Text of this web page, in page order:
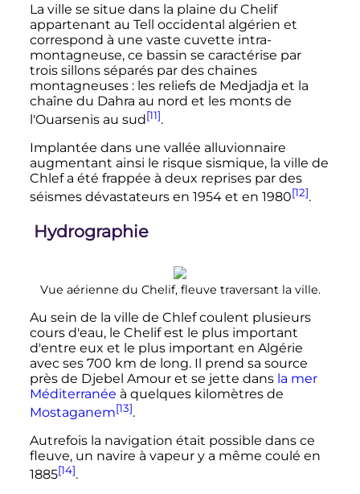
La ville se situe dans la plaine du Chelif
appartenant au Tell occidental algérien et
correspond à une vaste cuvette intra-
montagneuse, ce bassin se caractérise par
trois sillons séparés par des chaines
montagneuses : les reliefs de Medjadja et la
chaîne du Dahra au nord et les monts de
l'Ouarsenis au sud[11].
Implantée dans une vallée alluvionnaire
augmentant ainsi le risque sismique, la ville de
Chlef a été frappée à deux reprises par des
séismes dévastateurs en 1954 et en 1980[12].
Hydrographie
Vue aérienne du Chelif, fleuve traversant la ville.
Au sein de la ville de Chlef coulent plusieurs
cours d'eau, le Chelif est le plus important
d'entre eux et le plus important en Algérie
avec ses 700 km de long. Il prend sa source
près de Djebel Amour et se jette dans la mer
Méditerranée à quelques kilomètres de
Mostaganem[13].
Autrefois la navigation était possible dans ce
fleuve, un navire à vapeur y a même coulé en
1885[14].